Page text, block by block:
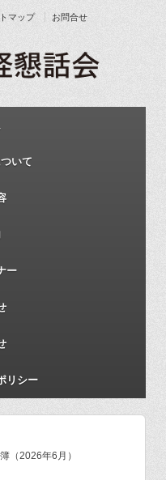
マップ お問合せ
いて
ー
リシー
（2026年6月）